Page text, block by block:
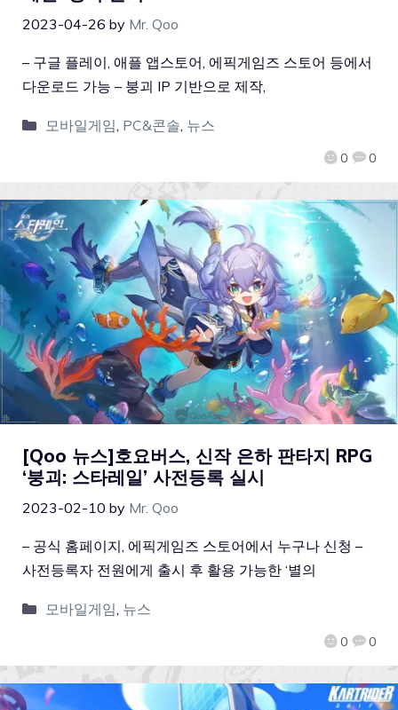
2023-04-26 by Mr. Qoo
0 0
– 구글 플레이, 애플 앱스토어, 에픽게임즈 스토어 등에서
다운로드 가능 – 붕괴 IP 기반으로 제작,
모바일게임, PC&콘솔, 뉴스
[Qoo 뉴스]호요버스, 신작 은하 판타지 RPG
‘붕괴: 스타레일’ 사전등록 실시
2023-02-10 by Mr. Qoo
0 0
– 공식 홈페이지, 에픽게임즈 스토어에서 누구나 신청 –
사전등록자 전원에게 출시 후 활용 가능한 ‘별의
모바일게임, 뉴스